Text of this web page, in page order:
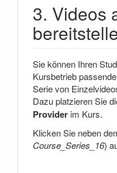
3. Videos
Sie können Ihren
Kursbetrieb
Serie von
Dazu platzieren Sie
Provider im Kurs.
Klicken Sie neben
Course_Series_16)